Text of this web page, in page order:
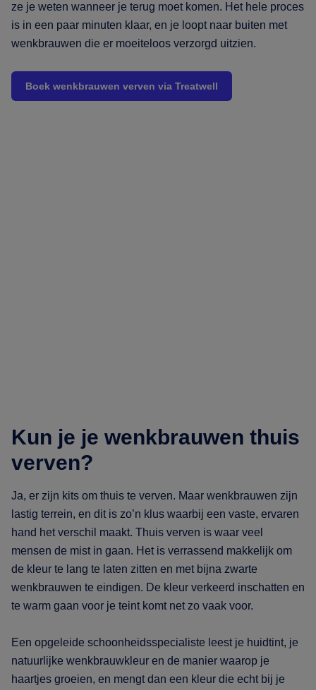
ze je weten wanneer je terug moet komen. Het hele proces
is in een paar minuten klaar, en je loopt naar buiten met
wenkbrauwen die er moeiteloos verzorgd uitzien.
Boek wenkbrauwen verven via Treatwell
Kun je je wenkbrauwen thuis
verven?
Ja, er zijn kits om thuis te verven. Maar wenkbrauwen zijn
lastig terrein, en dit is zo’n klus waarbij een vaste, ervaren
hand het verschil maakt. Thuis verven is waar veel
mensen de mist in gaan. Het is verrassend makkelijk om
de kleur te lang te laten zitten en met bijna zwarte
wenkbrauwen te eindigen. De kleur verkeerd inschatten en
te warm gaan voor je teint komt net zo vaak voor.
Een opgeleide schoonheidsspecialiste leest je huidtint, je
natuurlijke wenkbrauwkleur en de manier waarop je
haartjes groeien, en mengt dan een kleur die echt bij je